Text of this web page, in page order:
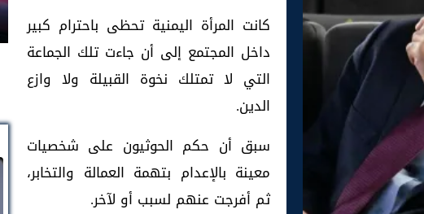
كانت المرأة اليمنية تحظى باحترام كبير
داخل المجتمع إلى أن جاءت تلك الجماعة
التي لا تمتلك نخوة القبيلة ولا وازع
الدين.
سبق أن حكم الحوثيون على شخصيات
معينة بالإعدام بتهمة العمالة والتخابر،
ثم أفرجت عنهم لسبب أو لآخر.